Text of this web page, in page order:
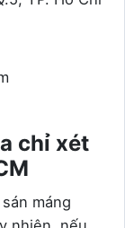
chỉ xét
máng